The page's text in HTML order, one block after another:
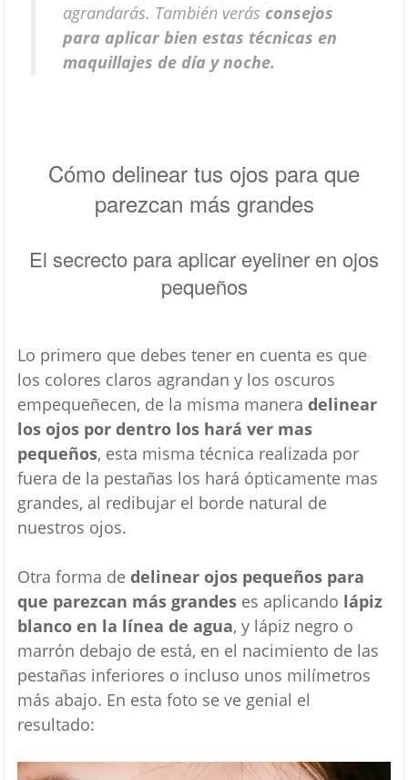
agrandarás. También verás consejos
para aplicar bien estas técnicas en
maquillajes de día y noche.
Cómo delinear tus ojos para que
parezcan más grandes
El secrecto para aplicar eyeliner en ojos
pequeños
Lo primero que debes tener en cuenta es que
los colores claros agrandan y los oscuros
empequeñecen, de la misma manera delinear
los ojos por dentro los hará ver mas
pequeños, esta misma técnica realizada por
fuera de la pestañas los hará ópticamente mas
grandes, al redibujar el borde natural de
nuestros ojos.
Otra forma de delinear ojos pequeños para
que parezcan más grandeses aplicando lápiz
blanco en la línea de agua, y lápiz negro o
marrón debajo de está, en el nacimiento de las
pestañas inferiores o incluso unos milímetros
más abajo. En esta foto se ve genial el
resultado: